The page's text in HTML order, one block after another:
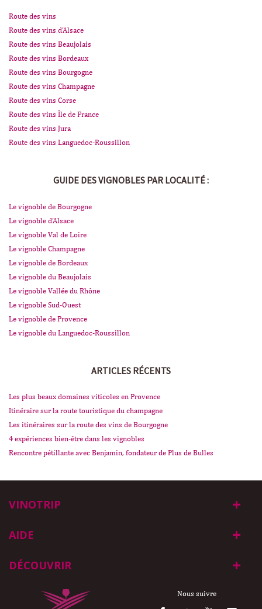
Route des vins
Route des vins d'Alsace
Route des vins Beaujolais
Route des vins Bordeaux
Route des vins Bourgogne
Route des vins Champagne
Route des vins Corse
Route des vins Île de France
Route des vins Jura
Route des vins Languedoc-Roussillon
GUIDE DES VIGNOBLES PAR LOCALITÉ :
Le vignoble de Bourgogne
Le vignoble d'Alsace
Le vignoble Val de Loire
Le vignoble Champagne
Le vignoble de Bordeaux
Le vignoble du Beaujolais
Le vignoble Vallée du Rhône
Le vignoble Sud-Ouest
Le vignoble de Provence
Le vignoble du Languedoc-Roussillon
ARTICLES RÉCENTS
Les plus beaux domaines viticoles en Provence
Itinéraire sur la route touristique du champagne
Les itinéraires sur la route des vins de Bourgogne
4 expériences bien-être dans les vignobles
Rencontre pétillante avec Benjamin, fondateur de Plus de Bulles
VINOTRIP
AIDE
DÉCOUVRIR
Nous suivre